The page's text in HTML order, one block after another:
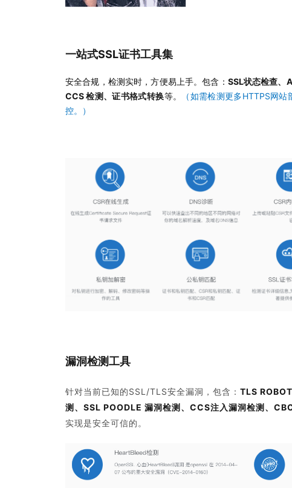
一站式SSL证书工具集
安全合规，检测实时，方便易上手。包含： SSL状态检查、
CCS 检测、证书格式转换等。 （如需检测更多HTTPS网
控。）
漏洞检测工具
针对当前已知的SSL/TLS安全漏洞，包含： TLS ROBOT
测、SSL POODLE 漏洞检测、CCS注入漏洞检测、
实现是安全可信的。